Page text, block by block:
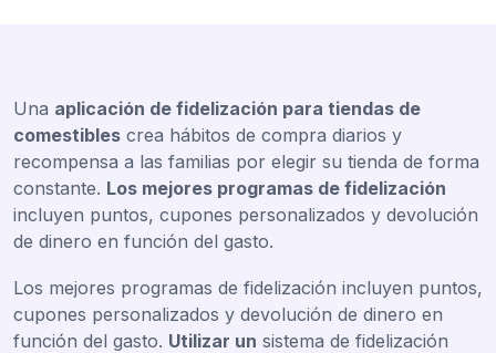
Una aplicación de fidelización para tiendas de
comestibles crea hábitos de compra diarios y
recompensa a las familias por elegir su tienda de forma
constante. Los mejores programas de fidelización
incluyen puntos, cupones personalizados y devolución
de dinero en función del gasto.
Los mejores programas de fidelización incluyen puntos,
cupones personalizados y devolución de dinero en
función del gasto. Utilizar un sistema de fidelización